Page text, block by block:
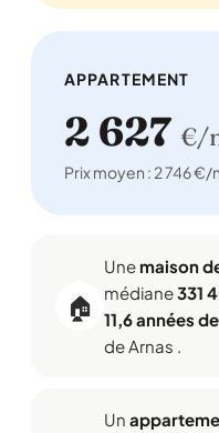
APPARTEMENT
2 627 €/
Prix moyen : 2 746 €/
🏠
Une maison
médiane331
11,6 années
de Arnas .
Un